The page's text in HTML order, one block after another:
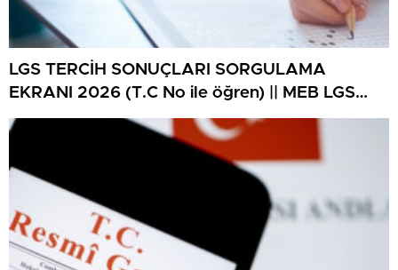
LGS TERCİH SONUÇLARI SORGULAMA
EKRANI 2026 (T.C No ile öğren) || MEB LGS
tercih sonuçları ne vakit açıklanacak, lise
yerleştirme sonuçlarına nereden bakılır? 2026
LGS lise tercih sonuçları sorgulama ekranı
MEB.gov.tr!